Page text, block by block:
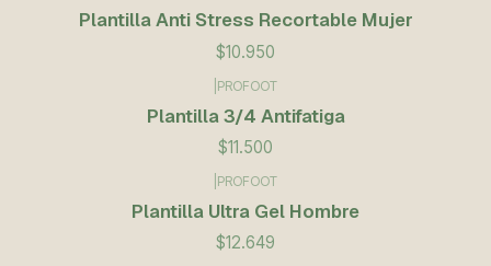
Plantilla Anti Stress Recortable Mujer
$10.950
PROFOOT
Plantilla 3/4 Antifatiga
$11.500
PROFOOT
Plantilla Ultra Gel Hombre
$12.649